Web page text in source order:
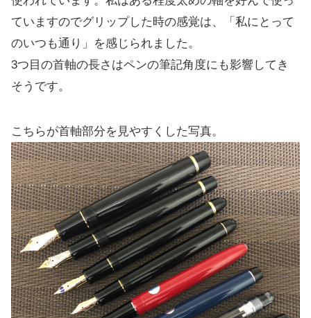
ていますのでグリップした時の感覚は、「私にとって
のいつも通り」を感じられました。
3つ目の首軸の長さはペンの筆記角度にも影響してき
そうです。
こちらが首軸部分を見やすくした写真。